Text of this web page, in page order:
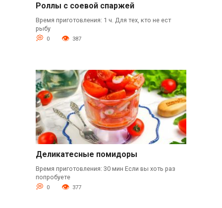
Роллы с соевой спаржей
Время приготовления: 1 ч. Для тех, кто не ест
рыбу
0 387
Деликатесные помидоры
Время приготовления: 30 мин Если вы хоть раз
попробуете
0 377